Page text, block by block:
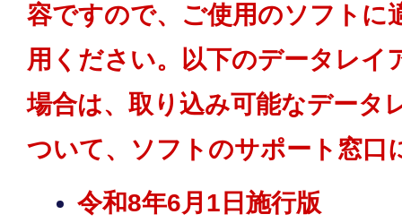
容ですので、ご使用のソフトに
用ください。以下のデータレイ
場合は、取り込み可能なデータ
ついて、ソフトのサポート窓口
令和8年6月1日施行版